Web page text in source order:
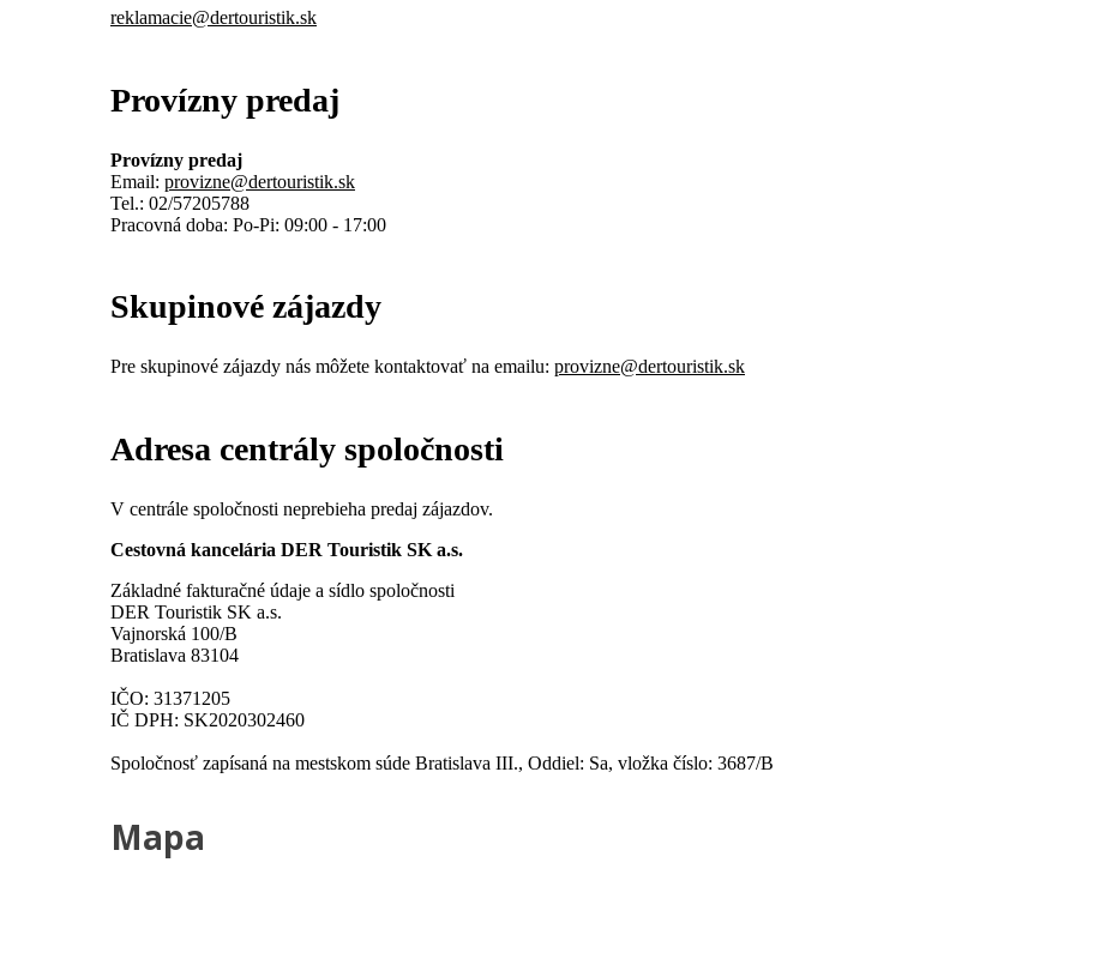
reklamacie@dertouristik.sk
Provízny predaj
Provízny predaj
Email: provizne@dertouristik.sk
Tel.: 02/57205788
Pracovná doba: Po-Pi: 09:00 - 17:00
Skupinové zájazdy
Pre skupinové zájazdy nás môžete kontaktovať na emailu: provizne@dertouristik.sk
Adresa centrály spoločnosti
V centrále spoločnosti neprebieha predaj zájazdov.
Cestovná kancelária DER Touristik SK a.s.
Základné fakturačné údaje a sídlo spoločnosti
DER Touristik SK a.s.
Vajnorská 100/B
Bratislava 83104
IČO: 31371205
IČ DPH: SK2020302460
Spoločnosť zapísaná na mestskom súde Bratislava III., Oddiel: Sa, vložka číslo: 3687/B
Mapa